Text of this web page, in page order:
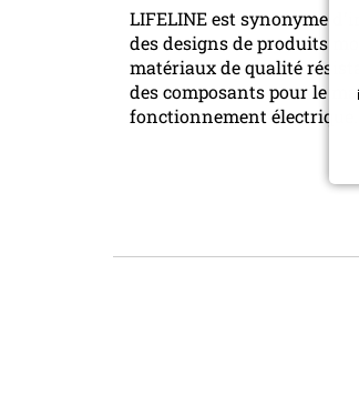
LIFELINE est synonyme
des designs de produits
matériaux de qualité
des composants pour le
fonctionnement électrique.